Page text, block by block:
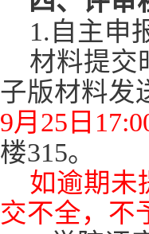
1.自主申
材料提交
子版材料发
9月 25 日
楼315。
如逾期未
交不全，不